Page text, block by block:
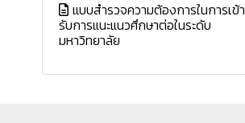
แบบสำรวจความต้องการในการเข้า
รับการแนะแนวศึกษาต่อในระดับ
มหาวิทยาลัย